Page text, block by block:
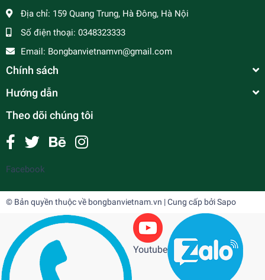
Địa chỉ: 159 Quang Trung, Hà Đông, Hà Nội
Số điện thoại: 0348323333
Email: Bongbanvietnamvn@gmail.com
Chính sách
Hướng dẫn
Theo dõi chúng tôi
Facebook
© Bản quyền thuộc về bongbanvietnam.vn | Cung cấp bởiSapo
Youtube